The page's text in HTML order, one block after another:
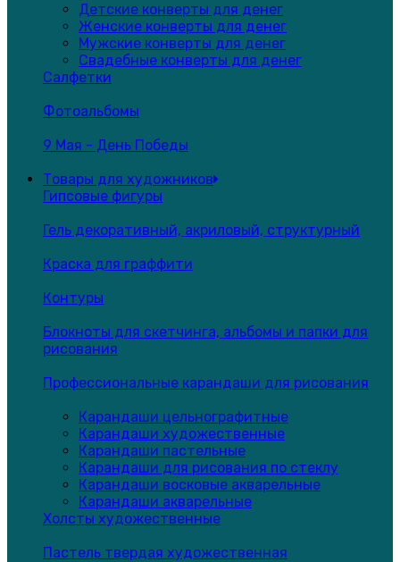
Детские конверты для денег
Женские конверты для денег
Мужские конверты для денег
Свадебные конверты для денег
Салфетки
Фотоальбомы
9 Мая - День Победы
Товары для художников
Гипсовые фигуры
Гель декоративный, акриловый, структурный
Краска для граффити
Контуры
Блокноты для скетчинга, альбомы и папки для
рисования
Профессиональные карандаши для рисования
Карандаши цельнографитные
Карандаши художественные
Карандаши пастельные
Карандаши для рисования по стеклу
Карандаши восковые акварельные
Карандаши акварельные
Холсты художественные
Пастель твердая художественная